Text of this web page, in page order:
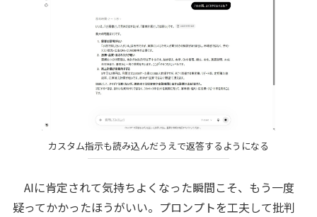
カスタム指示も読み込んだうえで返答するようになる
AIに肯定されて気持ちよくなった瞬間こそ、もう一度
疑ってかかったほうがいい。プロンプトを工夫して批判